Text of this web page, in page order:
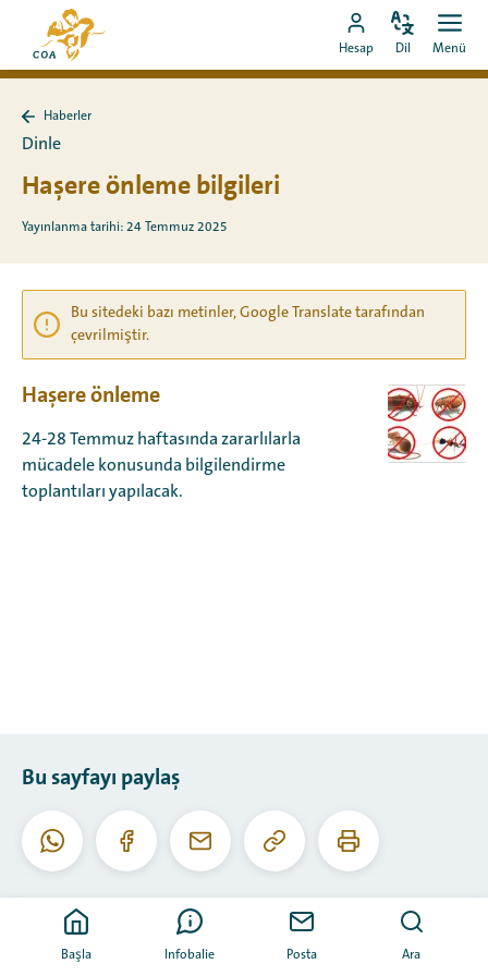
Doğrudan
içeriğe
git
MyCOA
ana
sayfasına
MyCOA
hesabına
Hesap
Dili
Dil
Aç
Menü
Başla Infobalie Posta Ara
sayfasına
dön
Haberler
Dinle
Haşere önleme bilgileri
Yayınlanma tarihi: 24 Temmuz 2025
Bu sitedeki bazı metinler, Google Translate tarafından
çevrilmiştir.
Haşere önleme
24-28 Temmuz haftasında zararlılarla
mücadele konusunda bilgilendirme
toplantıları yapılacak.
Bu sayfayı paylaş
WhatsappFacebookE-
Bu
URL'yi
Bu
sayfayı